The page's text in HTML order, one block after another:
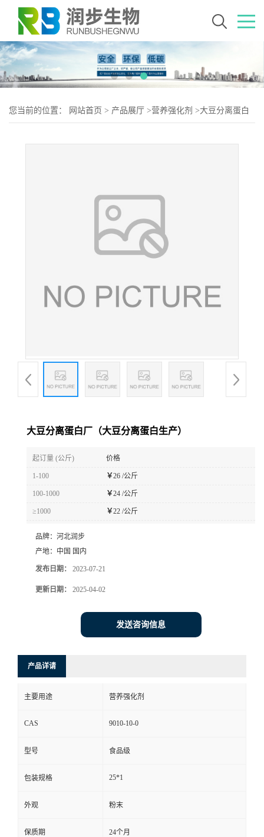
您当前的位置： 网站首页 > 产品展厅 >营养强化剂 >大豆分离蛋白
大豆分离蛋白厂（大豆分离蛋白生产）
起订量 (公斤) 价格
1-100 ￥26 /公斤
100-1000 ￥24 /公斤
≥1000 ￥22 /公斤
品牌： 河北润步
产地： 中国 国内
发布日期： 2023-07-21
更新日期： 2025-04-02
发送咨询信息
产品详请
主要用途 营养强化剂
CAS 9010-10-0
型号 食品级
包装规格 25*1
外观 粉末
保质期 24个月